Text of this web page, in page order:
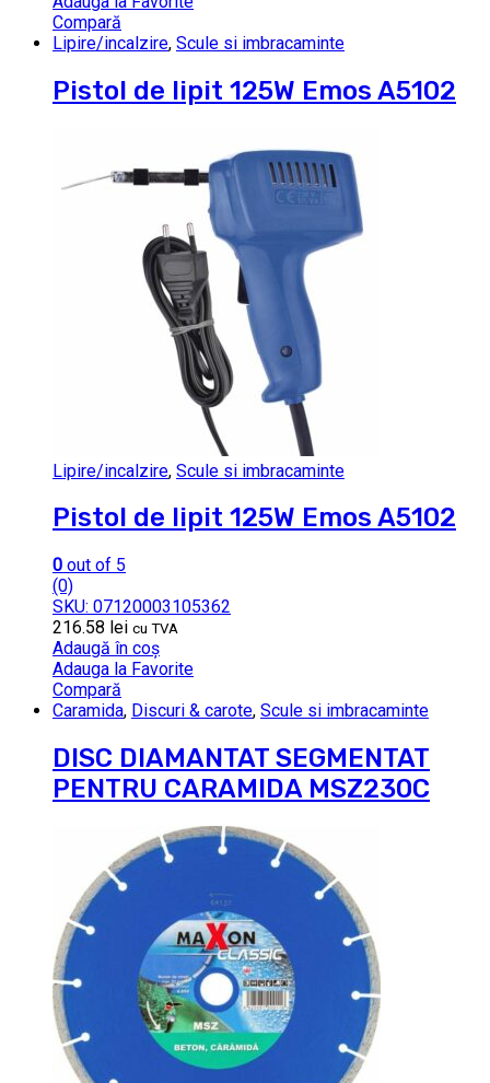
Compară
Lipire/incalzire, Scule si imbracaminte
Pistol de lipit 125W Emos A5102
Lipire/incalzire, Scule si imbracaminte
Pistol de lipit 125W Emos A5102
0 out of 5
(0)
SKU: 07120003105362
216.58 lei cu TVA
Adaugă în coș
Adauga la Favorite
Compară
Caramida, Discuri & carote, Scule si imbracaminte
DISC DIAMANTAT SEGMENTAT
PENTRU CARAMIDA MSZ230C